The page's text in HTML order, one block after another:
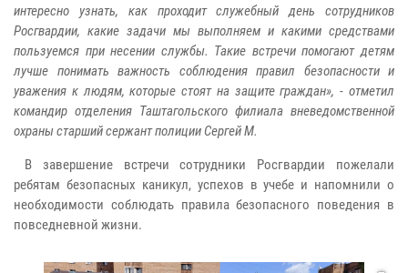
интересно узнать, как проходит служебный день сотрудников
Росгвардии, какие задачи мы выполняем и какими средствами
пользуемся при несении службы. Такие встречи помогают детям
лучше понимать важность соблюдения правил безопасности и
уважения к людям, которые стоят на защите граждан», - отметил
командир отделения Таштагольского филиала вневедомственной
охраны старший сержант полиции Сергей М.
В завершение встречи сотрудники Росгвардии пожелали
ребятам безопасных каникул, успехов в учебе и напомнили о
необходимости соблюдать правила безопасного поведения в
повседневной жизни.